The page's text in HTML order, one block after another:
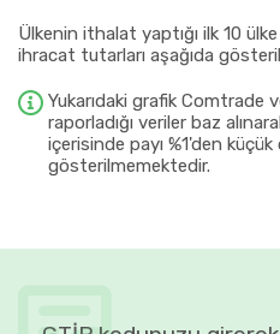
Ülkenin ithalat yaptığı ilk 10
ihracat tutarları aşağıda
Yukarıdaki grafik Comtrade
raporladığı veriler baz
içerisinde payı %1'den
gösterilmemektedir.